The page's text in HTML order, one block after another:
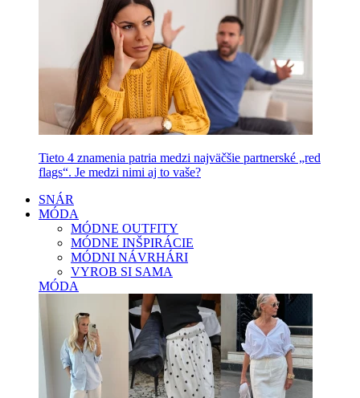
Tieto 4 znamenia patria medzi najväčšie partnerské „red
flags“. Je medzi nimi aj to vaše?
SNÁR
MÓDA
MÓDNE OUTFITY
MÓDNE INŠPIRÁCIE
MÓDNI NÁVRHÁRI
VYROB SI SAMA
MÓDA